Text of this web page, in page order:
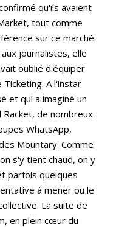
qu'ils avaient
tout comme
sur ce marché.
journalistes, elle
oublié d'équiper
Ticketing. A l'instar
et qui a imaginé un
de nombreux
WhatsApp,
Mountary. Comme
s'y tient chaud, on y
parfois quelques
à mener ou le
La suite de
en plein cœur du